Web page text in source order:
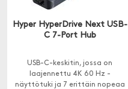
Hyper HyperDrive Next USB-
C 7-Port Hub
USB-C-keskitin, jossa on
laajennettu 4K 60 Hz -
näyttötuki ja 7 erittäin nopeaa